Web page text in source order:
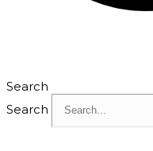
Search
Search